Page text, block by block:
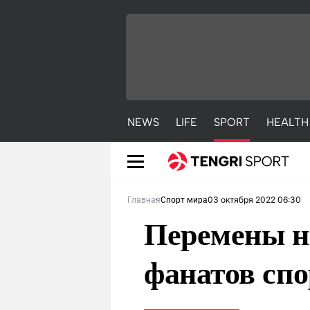
NEWS LIFE SPORT HEALTH
NEWS
ГлавнаяСпорт мира03 октября 2022 06:30
Перемены
фанатов